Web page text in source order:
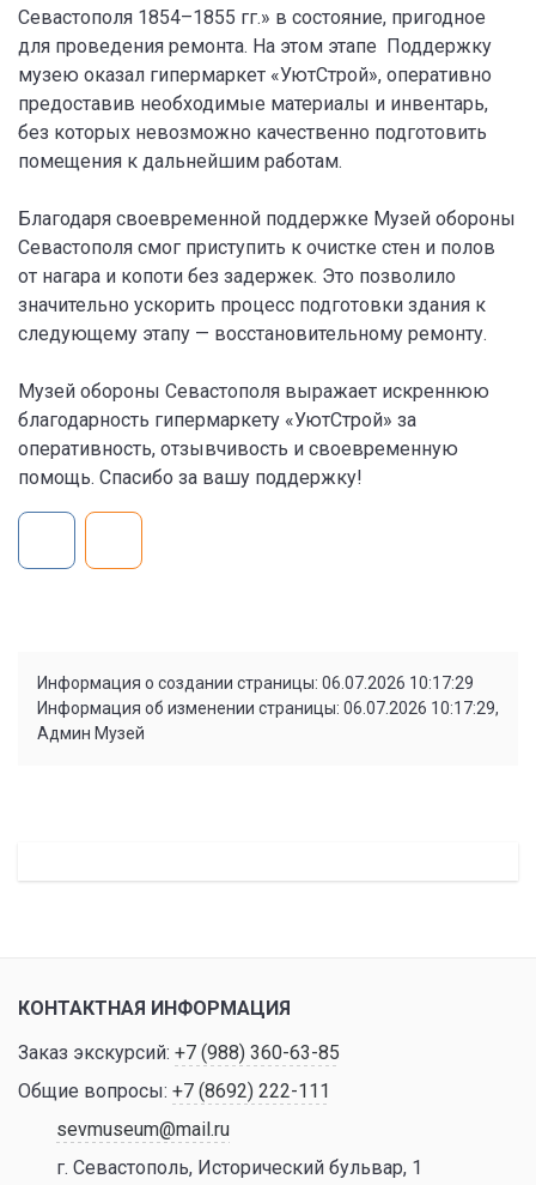
Севастополя 1854–1855 гг.» в состояние, пригодное
для проведения ремонта. На этом этапе Поддержку
музею оказал гипермаркет «УютСтрой», оперативно
предоставив необходимые материалы и инвентарь,
без которых невозможно качественно подготовить
помещения к дальнейшим работам.
Благодаря своевременной поддержке Музей обороны
Севастополя смог приступить к очистке стен и полов
от нагара и копоти без задержек. Это позволило
значительно ускорить процесс подготовки здания к
следующему этапу — восстановительному ремонту.
Музей обороны Севастополя выражает искреннюю
благодарность гипермаркету «УютСтрой» за
оперативность, отзывчивость и своевременную
помощь. Спасибо за вашу поддержку!
Информация о создании страницы: 06.07.2026 10:17:29
Информация об изменении страницы: 06.07.2026 10:17:29,
Админ Музей
КОНТАКТНАЯ ИНФОРМАЦИЯ
Заказ экскурсий: +7 (988) 360-63-85
Общие вопросы: +7 (8692) 222-111
sevmuseum@mail.ru
г. Севастополь, Исторический бульвар, 1